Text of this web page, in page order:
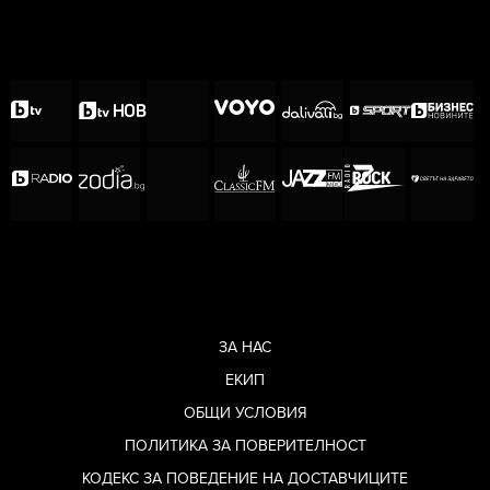
ЗА НАС
ЕКИП
ОБЩИ УСЛОВИЯ
ПОЛИТИКА ЗА ПОВЕРИТЕЛНОСТ
КОДЕКС ЗА ПОВЕДЕНИЕ НА ДОСТАВЧИЦИТЕ